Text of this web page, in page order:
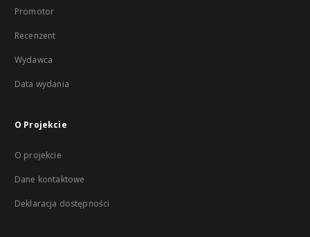
Promotor
Recenzent
Wydawca
Data wydania
O Projekcie
O projekcie
Dane kontaktowe
Deklaracja dostępności